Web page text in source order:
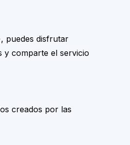
puedes disfrutar
y comparte el servicio
creados por las